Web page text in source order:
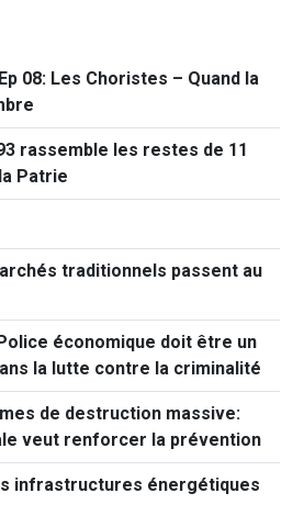
08: Les Choristes – Quand la
rassemble les restes de 11
Patrie
traditionnels passent au
économique doit être un
la lutte contre la criminalité
de destruction massive:
veut renforcer la prévention
infrastructures énergétiques